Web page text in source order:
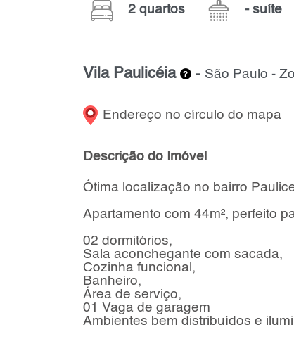
2 quartos - suíte
Vila Paulicéia - São Paulo -
Endereço no círculo do mapa
Descrição do Imóvel
Ótima localização no bairro
Apartamento com 44m², perfeito
02 dormitórios,
Sala aconchegante com sacada,
Cozinha funcional,
Banheiro,
Área de serviço,
01 Vaga de garagem
Ambientes bem distribuídos e